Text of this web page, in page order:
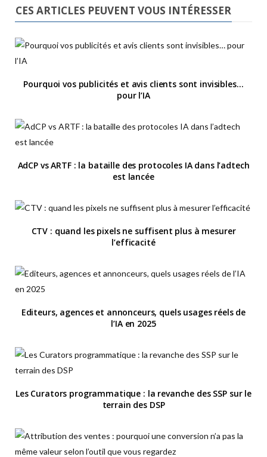
CES ARTICLES PEUVENT VOUS INTÉRESSER
Pourquoi vos publicités et avis clients sont invisibles…
pour l’IA
AdCP vs ARTF : la bataille des protocoles IA dans l’adtech
est lancée
CTV : quand les pixels ne suffisent plus à mesurer
l’efficacité
Editeurs, agences et annonceurs, quels usages réels de
l’IA en 2025
Les Curators programmatique : la revanche des SSP sur le
terrain des DSP